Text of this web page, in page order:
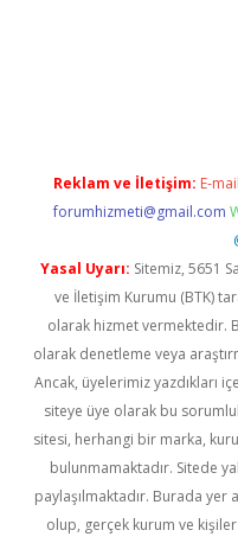
Reklam ve İletişim: E-
forumhizmeti@gmail.com
Yasal Uyarı: Sitemiz, 5651
ve İletişim Kurumu (BTK)
olarak hizmet vermektedir.
olarak denetleme veya
Ancak, üyelerimiz yazdıkları
siteye üye olarak bu
sitesi, herhangi bir marka,
bulunmamaktadır. Sitede
paylaşılmaktadır. Burada
olup, gerçek kurum ve kişiler